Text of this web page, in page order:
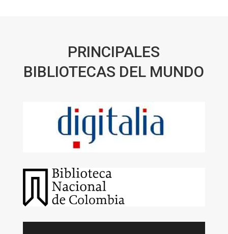
PRINCIPALES
BIBLIOTECAS DEL MUNDO